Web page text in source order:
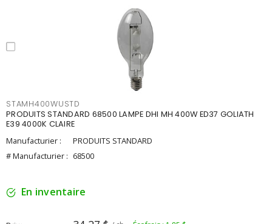
STAMH400WUSTD
PRODUITS STANDARD 68500 LAMPE DHI MH 400W ED37 GOLIATH
E39 4000K CLAIRE
Manufacturier :
PRODUITS STANDARD
# Manufacturier : 68500
En inventaire